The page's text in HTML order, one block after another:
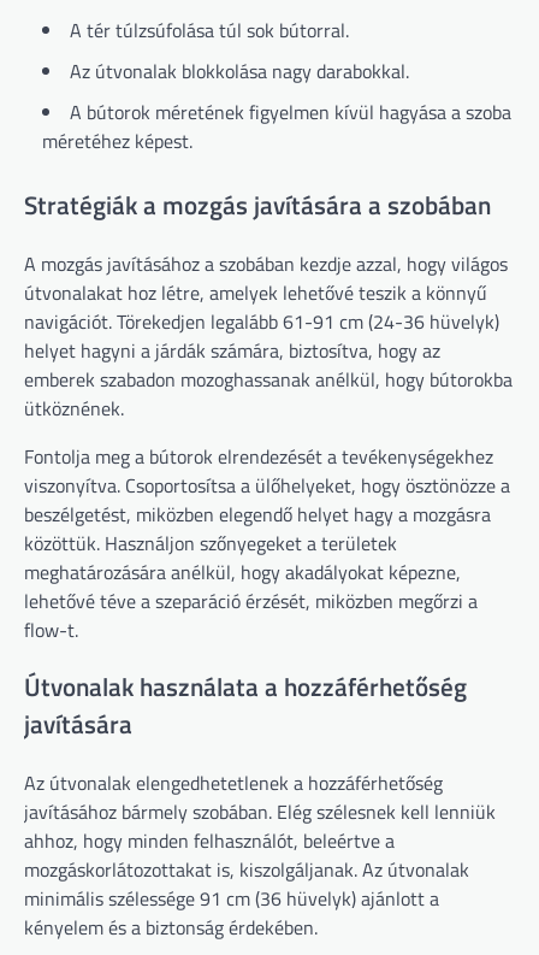
A tér túlzsúfolása túl sok bútorral.
Az útvonalak blokkolása nagy darabokkal.
A bútorok méretének figyelmen kívül hagyása a szoba
méretéhez képest.
Stratégiák a mozgás javítására a szobában
A mozgás javításához a szobában kezdje azzal, hogy világos
útvonalakat hoz létre, amelyek lehetővé teszik a könnyű
navigációt. Törekedjen legalább 61-91 cm (24-36 hüvelyk)
helyet hagyni a járdák számára, biztosítva, hogy az
emberek szabadon mozoghassanak anélkül, hogy bútorokba
ütköznének.
Fontolja meg a bútorok elrendezését a tevékenységekhez
viszonyítva. Csoportosítsa a ülőhelyeket, hogy ösztönözze a
beszélgetést, miközben elegendő helyet hagy a mozgásra
közöttük. Használjon szőnyegeket a területek
meghatározására anélkül, hogy akadályokat képezne,
lehetővé téve a szeparáció érzését, miközben megőrzi a
flow-t.
Útvonalak használata a hozzáférhetőség
javítására
Az útvonalak elengedhetetlenek a hozzáférhetőség
javításához bármely szobában. Elég szélesnek kell lenniük
ahhoz, hogy minden felhasználót, beleértve a
mozgáskorlátozottakat is, kiszolgáljanak. Az útvonalak
minimális szélessége 91 cm (36 hüvelyk) ajánlott a
kényelem és a biztonság érdekében.